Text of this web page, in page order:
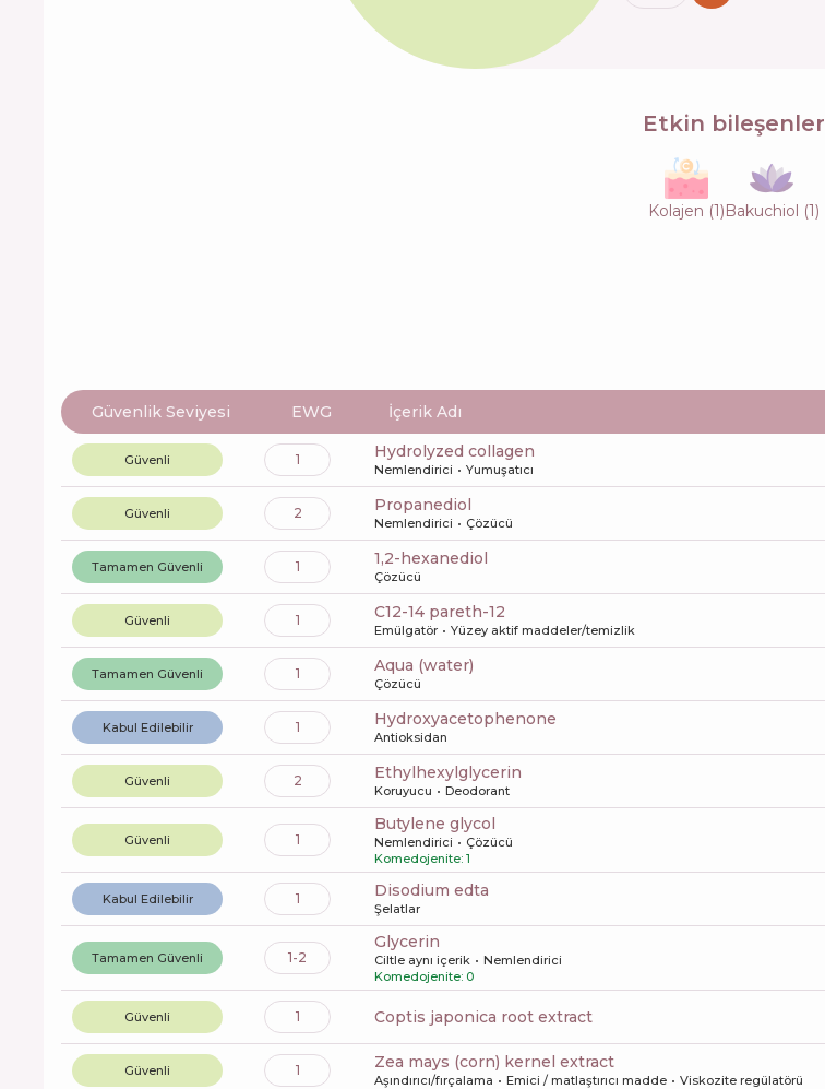
Etkin bileşenler
Kolajen (1)Bakuchiol (1)
Güvenlik Seviyesi EWG İçerik Adı
Güvenli 1 hydrolyzed collagen
Nemlendirici Yumuşatıcı
Güvenli 2 propanediol
Nemlendirici Çözücü
Tamamen Güvenli 1 1,2-hexanediol
Çözücü
Güvenli 1 c12-14 pareth-12
Emülgatör Yüzey aktif maddeler/temizlik
Tamamen Güvenli 1 aqua (water)
Çözücü
Kabul Edilebilir 1 Hydroxyacetophenone
Antioksidan
Güvenli 2 ethylhexylglycerin
Koruyucu Deodorant
Güvenli 1
butylene glycol
Nemlendirici
Çözücü
Komedojenite: 1
Kabul Edilebilir 1 disodium edta
Şelatlar
Tamamen Güvenli 1-2
glycerin
Ciltle aynı içerik
Nemlendirici
Komedojenite: 0
Güvenli 1 coptis japonica root extract
Güvenli 1 zea mays (corn) kernel extract
Aşındırıcı/fırçalama Emici / matlaştırıcı madde Viskozite regülatörü